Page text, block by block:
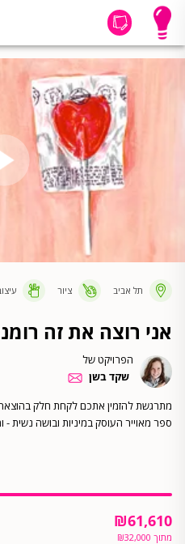
תל אביב ציור
אני רוצה את זה
הפרויקט של
שקד בשן
מתרגשת להזמין אתכם לקחת חלק
ספר מאוייר העוסק במיניות ובושה נשית -
₪61,610
מתוך ₪32,000